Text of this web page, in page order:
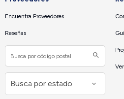
Encuentra Proveedores
Reseñas